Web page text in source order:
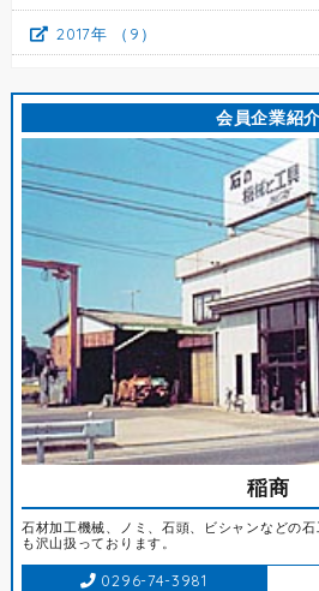
2017年 （9）
会員企業紹介
稲商
石材加工機械、ノミ、石頭、ビシャンなどの
も沢山扱っております。
0296-74-3981